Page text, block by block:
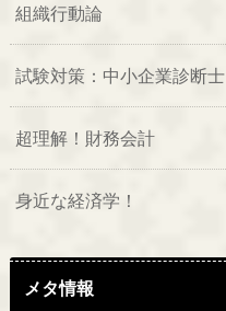
組織行動論
試験対策：中小企業診断士
超理解！財務会計
身近な経済学！
メタ情報